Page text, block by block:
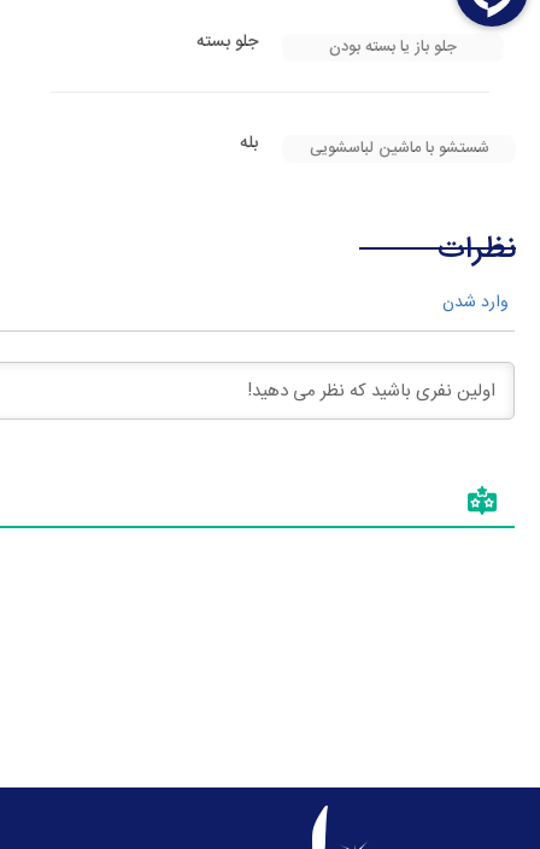
جلو باز یا بسته بودن جلو بسته
شستشو با ماشین لباسشویی بله
نظرات
وارد شدن